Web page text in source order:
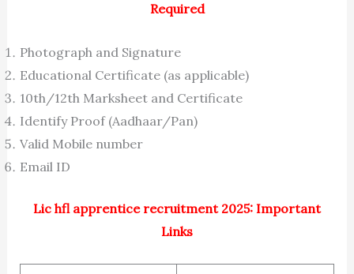
Required
Photograph and Signature
Educational Certificate (as applicable)
10th/12th Marksheet and Certificate
Identify Proof (Aadhaar/Pan)
Valid Mobile number
Email ID
Lic hfl apprentice recruitment 2025: Important
Links